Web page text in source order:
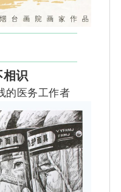
相识
医务工作者